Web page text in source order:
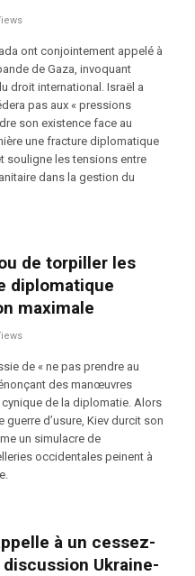
ont conjointement appelé à
de Gaza, invoquant
droit international. Israël a
pas aux « pressions
son existence face au
une fracture diplomatique
souligne les tensions entre
dans la gestion du
de torpiller les
diplomatique
maximale
de « ne pas prendre au
des manœuvres
de la diplomatie. Alors
d’usure, Kiev durcit son
un simulacre de
occidentales peinent à
à un cessez-
Ukraine-